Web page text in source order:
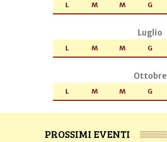
L M M G
Luglio
L M M G
Ottobre
L M M G
PROSSIMI EVENTI